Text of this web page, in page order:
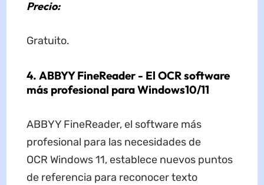
Precio:
Gratuito.
4. ABBYY FineReader - El OCR software
más profesional para Windows10/11
ABBYY FineReader, el software más
profesional para las necesidades de
OCR Windows 11, establece nuevos puntos
de referencia para reconocer texto